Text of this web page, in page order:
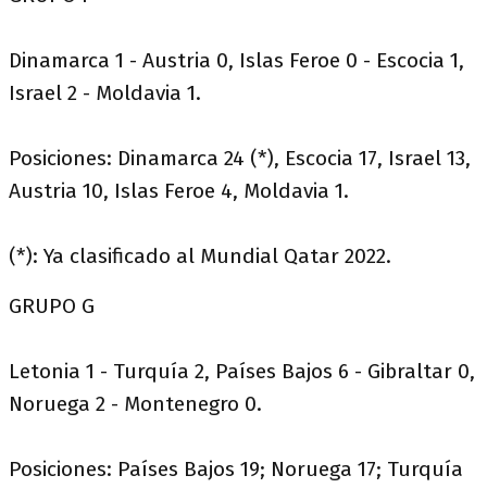
Dinamarca 1 - Austria 0, Islas Feroe 0 - Escocia 1,
Israel 2 - Moldavia 1.
Posiciones: Dinamarca 24 (*), Escocia 17, Israel 13,
Austria 10, Islas Feroe 4, Moldavia 1.
(*): Ya clasificado al Mundial Qatar 2022.
GRUPO G
Letonia 1 - Turquía 2, Países Bajos 6 - Gibraltar 0,
Noruega 2 - Montenegro 0.
Posiciones: Países Bajos 19; Noruega 17; Turquía